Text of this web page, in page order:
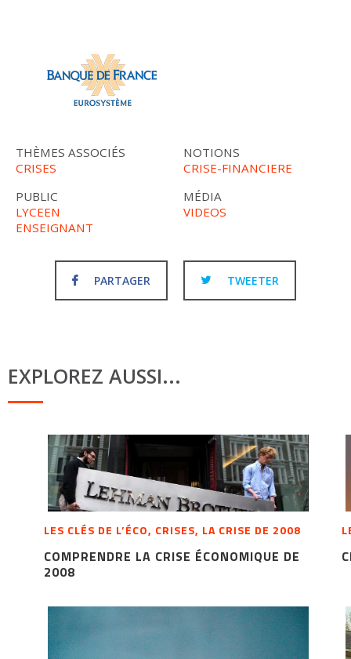
THÈMES ASSOCIÉS
CRISES
NOTIONS
CRISE-FINANCIERE
PUBLIC
LYCEEN
ENSEIGNANT
MÉDIA
VIDEOS
PARTAGER TWEETER
EXPLOREZ AUSSI...
LES CLÉS DE L’ÉCO, CRISES, LA CRISE DE 2008
COMPRENDRE LA CRISE ÉCONOMIQUE DE
2008